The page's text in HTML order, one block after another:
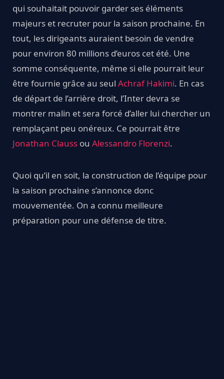
qui souhaitait pouvoir garder ses éléments
majeurs et recruter pour la saison prochaine. En
tout, les dirigeants auraient besoin de vendre
pour environ 80 millions d’euros cet été. Une
somme conséquente, même si elle pourrait leur
être fournie grâce au seul Achraf Hakimi. En cas
de départ de l’arrière droit, l’Inter devra se
montrer malin et sera forcé d’aller lui chercher un
remplaçant peu onéreux. Ce pourrait être
Jonathan Clauss ou Alessandro Florenzi.
Quoi qu’il en soit, la construction de l’équipe pour
la saison prochaine s’annonce donc
mouvementée. On a connu meilleure
préparation pour une défense de titre.